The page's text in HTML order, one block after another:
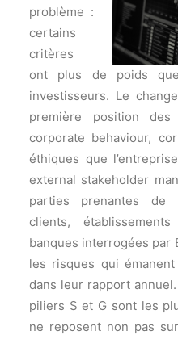
problème :
certains
critères
ont plus de poids
investisseurs. Le
première position
corporate behaviour,
éthiques que
external stakeholder
parties prenantes de
clients,
banques interrogées par
les risques qui
dans leur rapport
piliers S et G sont les
ne reposent non pas